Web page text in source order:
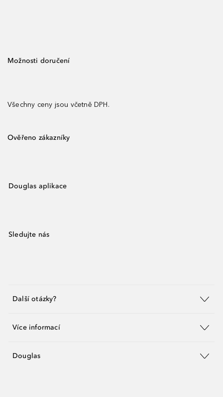
Možnosti doručení
Všechny ceny jsou včetně DPH.
Ověřeno zákazníky
Douglas aplikace
Sledujte nás
Další otázky?
Více informací
Douglas